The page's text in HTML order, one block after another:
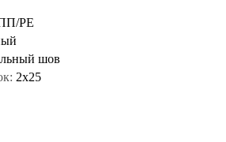
PE
шов
2х25